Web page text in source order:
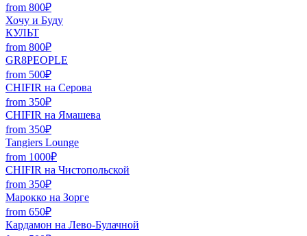
from 800₽
Хочу и Буду
КУЛЬТ
from 800₽
GR8PEOPLE
from 500₽
CHIFIR на Серова
from 350₽
CHIFIR на Ямашева
from 350₽
Tangiers Lounge
from 1000₽
CHIFIR на Чистопольской
from 350₽
Марокко на Зорге
from 650₽
Кардамон на Лево-Булачной